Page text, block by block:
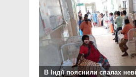
В Індії пояснили спалах